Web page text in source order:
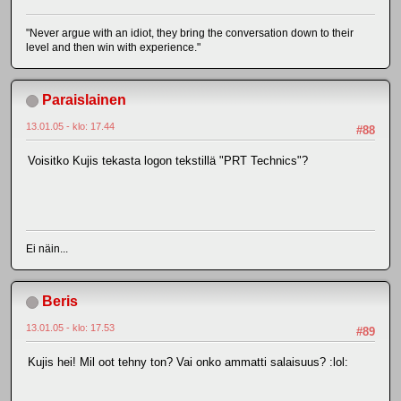
"Never argue with an idiot, they bring the conversation down to their
level and then win with experience."
Paraislainen
#88
13.01.05 - klo: 17.44
Voisitko Kujis tekasta logon tekstillä "PRT Technics"?
Ei näin...
Beris
#89
13.01.05 - klo: 17.53
Kujis hei! Mil oot tehny ton? Vai onko ammatti salaisuus? :lol: